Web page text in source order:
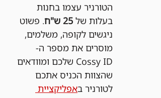
הטורניר עצמו בחנות
בעלות של 25 ש"ח
. פשוט
ניגשים לקופה, משלמים,
מוסרים את מספר ה-
Cossy ID שלכם ומוודאים
שהצוות הכניס אתכם
לטורניר באפליקציית